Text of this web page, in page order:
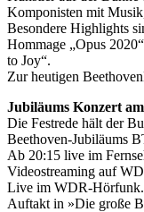
Komponisten mit
Besondere Highlights
Hommage „Opus
to Joy“.
Zur heutigen
Jubiläums Konzert
Die Festrede hält der
Beethoven-Jubiläums
Ab 20:15 live im
Videostreaming auf
Live im WDR-
Auftakt in »Die große